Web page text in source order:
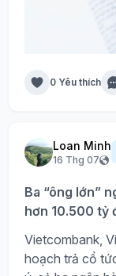
0 Yêu thích
Loan Minh
16 Thg 07
Ba “ông lớn”
hơn 10.500 tỷ
Vietcombank,
hoạch trả cổ